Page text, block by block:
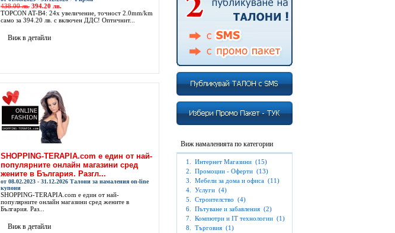
438.00 лв. 394.20 лв.
TOPCON AT-B4: 24x увеличение, точност 2.0mm/km
само за 394.20 лв. с включен ДДС! Оптичнит...
Виж в детайли
SHOPPING-TERAPIA.com е един от най-
популярните онлайн магазини сред
жените в България. Разгл...
от 08.02.2023 - 31.12.2026 Талони за намаления on-line
купони
SHOPPING-TERAPIA.com е един от най-
популярните онлайн магазини сред жените в
България. Раз...
Виж в детайли
Виж намаленията по категории
1. Интернет Магазини (15)
2.
Промоции - Оферти (13)
3.
Мебели за дома и офиса (11)
4.
Услуги (4)
5.
Строителство (4)
6.
Пътуване и забавления (2)
7.
Компютри и IT технологии (1)
8.
Търговия (1)